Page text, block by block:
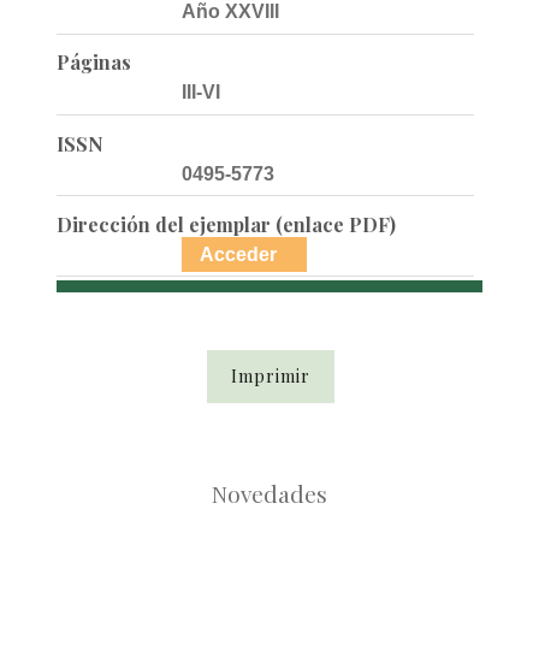
Año XXVIII
Páginas
III-VI
ISSN
0495-5773
Dirección del ejemplar (enlace PDF)
Acceder
Imprimir
Novedades